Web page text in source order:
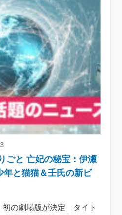
ごと 亡妃の秘宝：伊瀬
年と猫猫＆壬氏の新ビ
初の劇場版が決定 タイト